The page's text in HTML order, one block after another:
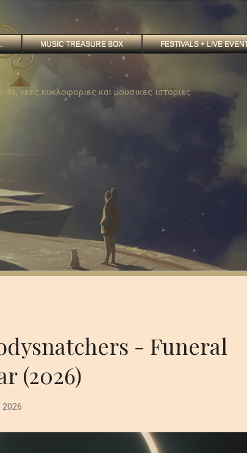
MUSIC TREASURE BOX FESTIVALS + LIVE
νεες κυκλοφοριες και μουσικες ιστοριες
- Funeral
(2026)
2026